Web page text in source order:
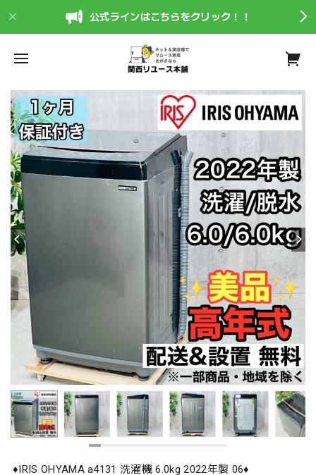
公式ラインはこちらをクリック！！
♦️IRIS OHYAMA a4131 洗濯機 6.0kg 2022年製 06♦️